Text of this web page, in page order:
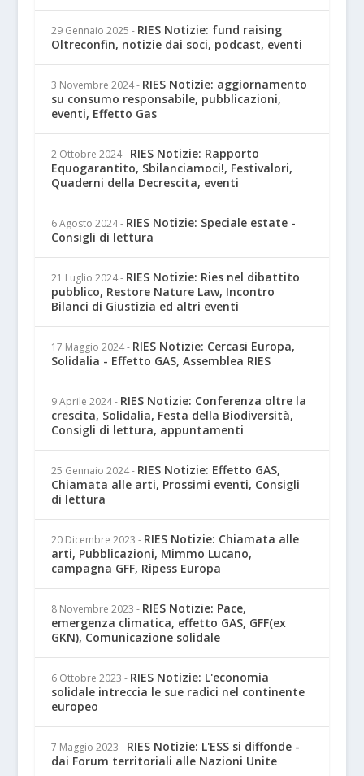
29 Gennaio 2025 - RIES Notizie: fund raising
Oltreconfin, notizie dai soci, podcast, eventi
3 Novembre 2024 - RIES Notizie: aggiornamento
su consumo responsabile, pubblicazioni,
eventi, Effetto Gas
2 Ottobre 2024 - RIES Notizie: Rapporto
Equogarantito, Sbilanciamoci!, Festivalori,
Quaderni della Decrescita, eventi
6 Agosto 2024 - RIES Notizie: Speciale estate -
Consigli di lettura
21 Luglio 2024 - RIES Notizie: Ries nel dibattito
pubblico, Restore Nature Law, Incontro
Bilanci di Giustizia ed altri eventi
17 Maggio 2024 - RIES Notizie: Cercasi Europa,
Solidalia - Effetto GAS, Assemblea RIES
9 Aprile 2024 - RIES Notizie: Conferenza oltre la
crescita, Solidalia, Festa della Biodiversità,
Consigli di lettura, appuntamenti
25 Gennaio 2024 - RIES Notizie: Effetto GAS,
Chiamata alle arti, Prossimi eventi, Consigli
di lettura
20 Dicembre 2023 - RIES Notizie: Chiamata alle
arti, Pubblicazioni, Mimmo Lucano,
campagna GFF, Ripess Europa
8 Novembre 2023 - RIES Notizie: Pace,
emergenza climatica, effetto GAS, GFF(ex
GKN), Comunicazione solidale
6 Ottobre 2023 - RIES Notizie: L'economia
solidale intreccia le sue radici nel continente
europeo
7 Maggio 2023 - RIES Notizie: L'ESS si diffonde -
dai Forum territoriali alle Nazioni Unite